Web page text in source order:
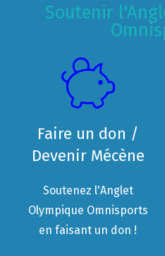
Soutenir
Faire un don /
Devenir Mécène
Soutenez l'Anglet
Olympique Omnisports
en faisant un don !